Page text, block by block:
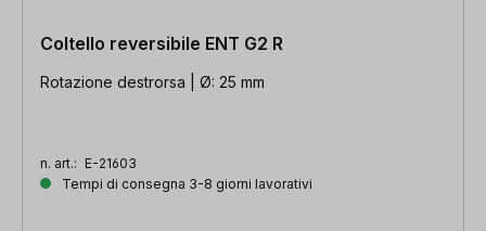
Coltello reversibile ENT G2 R
Rotazione destrorsa | Ø: 25 mm
n. art.: E-21603
Tempi di consegna 3-8 giorni lavorativi